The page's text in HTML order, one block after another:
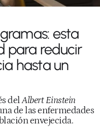
esta
para reducir
hasta un
delAlbert Einstein
de las enfermedades
envejecida.